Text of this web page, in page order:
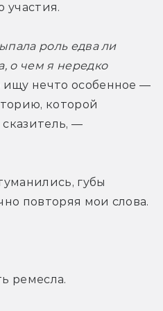
участия.
роль едва ли
о чем я нередко
ищу нечто особенное —
которой
—
губы
повторяя мои слова.
ремесла.